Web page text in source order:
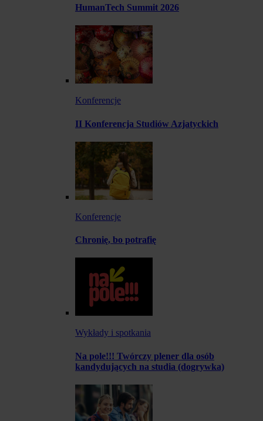
HumanTech Summit 2026
Konferencje
II Konferencja Studiów Azjatyckich
Konferencje
Chronię, bo potrafię
Wykłady i spotkania
Na pole!!! Twórczy plener dla osób
kandydujących na studia (dogrywka)